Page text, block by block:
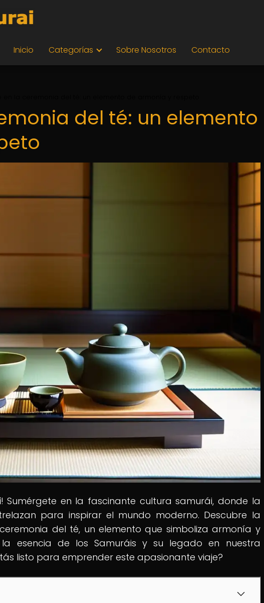
Inicio Categorías Sobre Nosotros Contacto
del té: un elemento
! Sumérgete en la fascinante cultura samurái, donde la
para inspirar el mundo moderno. Descubre la
del té, un elemento que simboliza armonía y
esencia de los Samuráis y su legado en nuestra
listo para emprender este apasionante viaje?